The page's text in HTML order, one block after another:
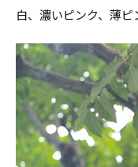
白、濃いピンク、薄ピ